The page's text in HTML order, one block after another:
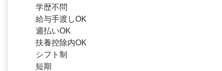
学歴不問
給与手渡しOK
週払いOK
扶養控除内OK
シフト制
短期